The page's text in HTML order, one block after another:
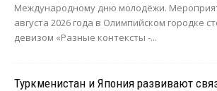
Международному дню молодёжи.
августа 2026 года в Олимпийском городке
девизом «Разные контексты -...
Туркменистан и Япония развивают